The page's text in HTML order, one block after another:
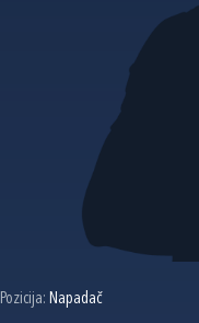
Pozicija: Napadač